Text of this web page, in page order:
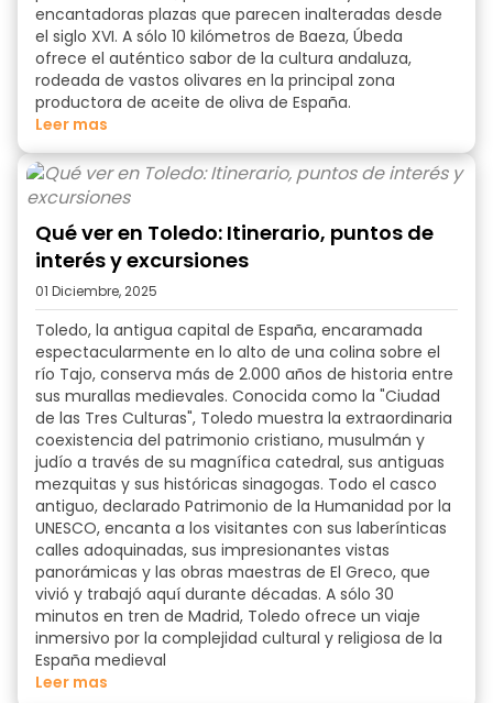
encantadoras plazas que parecen inalteradas desde
el siglo XVI. A sólo 10 kilómetros de Baeza, Úbeda
ofrece el auténtico sabor de la cultura andaluza,
rodeada de vastos olivares en la principal zona
productora de aceite de oliva de España.
Leer mas
Qué ver en Toledo: Itinerario, puntos de
interés y excursiones
01 Diciembre, 2025
Toledo, la antigua capital de España, encaramada
espectacularmente en lo alto de una colina sobre el
río Tajo, conserva más de 2.000 años de historia entre
sus murallas medievales. Conocida como la "Ciudad
de las Tres Culturas", Toledo muestra la extraordinaria
coexistencia del patrimonio cristiano, musulmán y
judío a través de su magnífica catedral, sus antiguas
mezquitas y sus históricas sinagogas. Todo el casco
antiguo, declarado Patrimonio de la Humanidad por la
UNESCO, encanta a los visitantes con sus laberínticas
calles adoquinadas, sus impresionantes vistas
panorámicas y las obras maestras de El Greco, que
vivió y trabajó aquí durante décadas. A sólo 30
minutos en tren de Madrid, Toledo ofrece un viaje
inmersivo por la complejidad cultural y religiosa de la
España medieval
Leer mas